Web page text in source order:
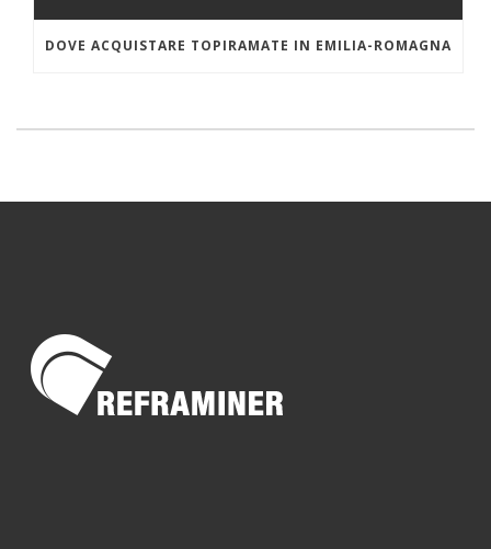
DOVE ACQUISTARE TOPIRAMATE IN EMILIA-ROMAGNA